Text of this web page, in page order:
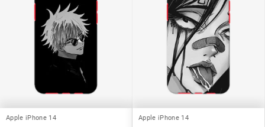
Apple iPhone 14 Apple iPhone 14